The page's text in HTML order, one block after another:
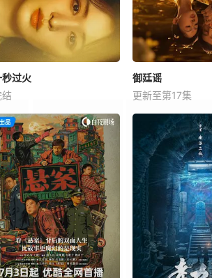
过火
御廷谣
更新至第17集